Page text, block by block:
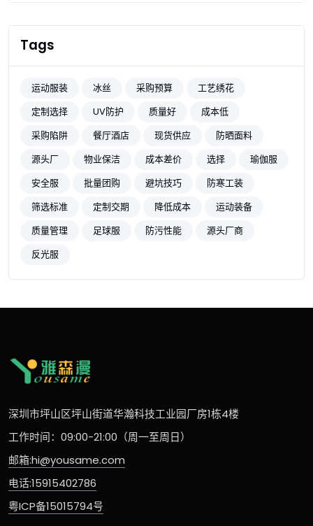
Tags
运动服装 冰丝 采购预算
工艺绣花
定制选择
UV防护 质量好
成本低
采购陷阱
餐厅酒店 现货供应
防晒面料
源头厂
物业保洁 成本差价 选择
瑜伽服
安全服
批量团购 避坑技巧
防寒工装
筛选标准
定制交期 降低成本
运动装备
质量管理
足球服 防污性能
源头厂商
反光服
深圳市坪山区坪山街道华瀚科技工业园厂房1栋4楼
工作时间：09:00-21:00（周一至周日）
邮箱:hi@yousame.com
电话:15915402786
粤ICP备15015794号